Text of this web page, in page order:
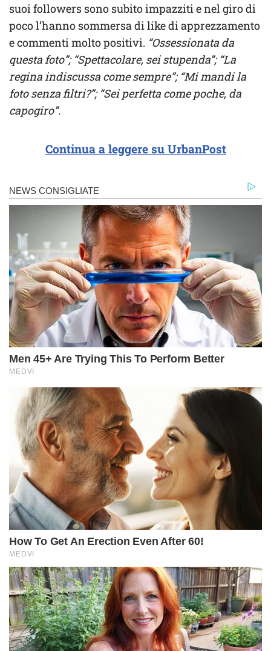
suoi followers sono subito impazziti e nel giro di
poco l’hanno sommersa di like di apprezzamento
e commenti molto positivi. “Ossessionata da
questa foto”; “Spettacolare, sei stupenda”; “La
regina indiscussa come sempre”; “Mi mandi la
foto senza filtri?”; “Sei perfetta come poche, da
capogiro”.
Continua a leggere su UrbanPost